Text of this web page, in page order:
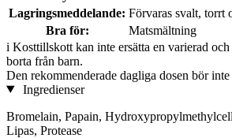
Lagringsmeddelande: Förvaras svalt, torrt
Bra för:
Matsmältning
i Kosttillskott kan inte ersätta en varierad
borta från barn.
Den rekommenderade dagliga dosen bör
Ingredienser
Bromelain, Papain,
Lipas, Protease